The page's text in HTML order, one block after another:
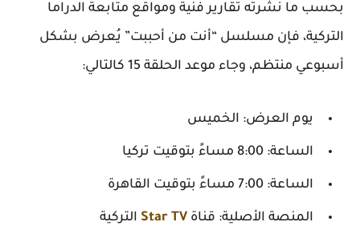
بحسب ما نشرته تقارير فنية ومواقع متابعة الدراما
التركية، فإن مسلسل “أنت من أحببت” يُعرض بشكل
أسبوعي منتظم، وجاء موعد الحلقة 15 كالتالي:
يوم العرض: الخميس
الساعة:
الساعة:
المنصة الأصلية: قناة Star TV التركية